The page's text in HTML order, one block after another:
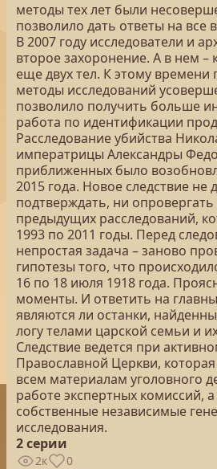
методы тех лет были
позволило дать ответы на все
В 2007 году исследователи и
второе захоронение. А в нем –
еще двух тел. К этому времени
методы исследований
позволило получить больше
работа по идентификации
Расследование убийства
императрицы Александры
приближенных было
2015 года. Новое следствие
подтверждать, ни опровергать
предыдущих расследований,
1993 по 2011 годы. Перед
непростая задача – заново
гипотезы того, что
16 по 18 июля 1918 года.
моменты. И ответить на
являются ли останки,
логу телами царской семьи и их
Следствие ведется при
Православной Церкви,
всем материалам уголовного
работе экспертных комиссий,
собственные независимые
исследования.
2 серии
2к 0